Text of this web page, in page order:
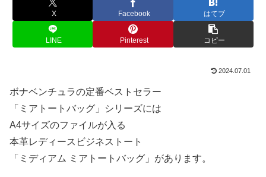
X Facebook はてブ
LINE Pinterest コピー
2024.07.01
ボナベンチュラの定番ベストセラー
「ミアトートバッグ」シリーズには
A4サイズのファイルが入る
本革レディースビジネストート
「ミディアム ミアトートバッグ」があります。